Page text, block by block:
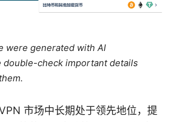
were generated with AI
double-check important details
市场中长期处于领先地位，提